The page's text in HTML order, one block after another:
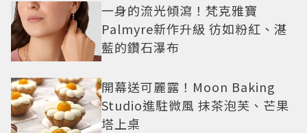
一身的流光傾瀉！梵克雅寶
Palmyre新作升級 彷如粉紅、湛
藍的鑽石瀑布
開幕送可麗露！Moon Baking
Studio進駐微風 抹茶泡芙、芒果
塔上桌